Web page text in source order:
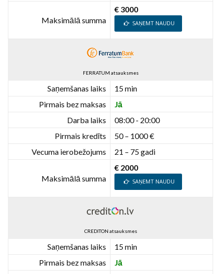
Maksimālā summa
€ 3000
SAŅEMT NAUDU
FERRATUM atsauksmes
Saņemšanas laiks
15 min
Pirmais bez maksas
Jā
Darba laiks
08:00 - 20:00
Pirmais kredīts
50 – 1000 €
Vecuma ierobežojums
21 – 75 gadi
Maksimālā summa
€ 2000
SAŅEMT NAUDU
CREDITON atsauksmes
Saņemšanas laiks
15 min
Pirmais bez maksas
Jā